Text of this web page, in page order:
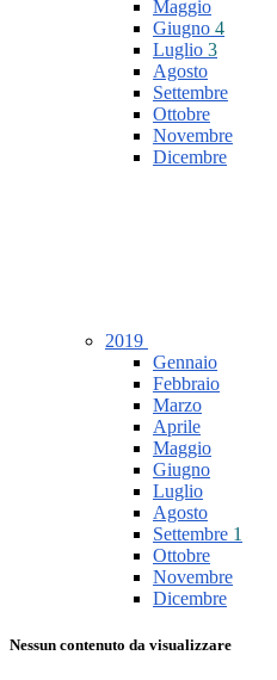
Maggio
Giugno 4
Luglio 3
Agosto
Settembre
Ottobre
Novembre
Dicembre
2019
Gennaio
Febbraio
Marzo
Aprile
Maggio
Giugno
Luglio
Agosto
Settembre 1
Ottobre
Novembre
Dicembre
Nessun contenuto da visualizzare